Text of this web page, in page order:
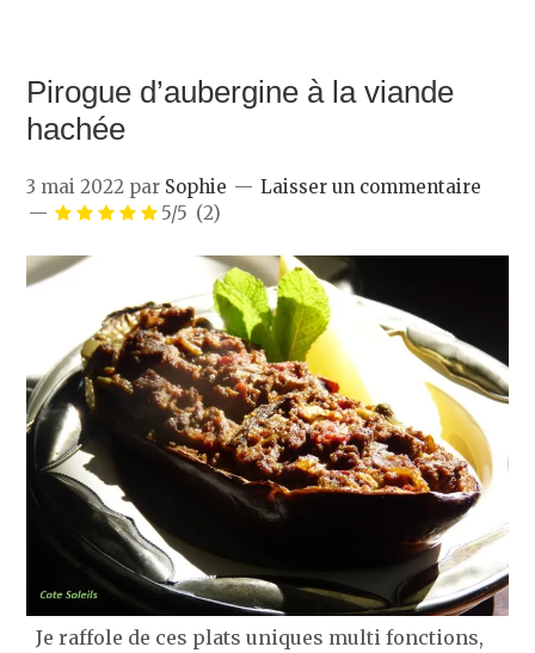
Pirogue d’aubergine à la viande
hachée
3 mai 2022 par Sophie
Laisser un commentaire
5/5 (2)
Je raffole de ces plats uniques multi fonctions,